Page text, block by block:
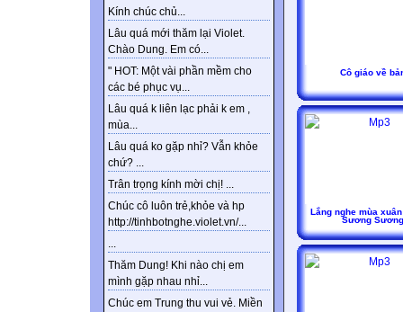
Kính chúc chủ...
Lâu quá mới thăm lại Violet.
Chào Dung. Em có...
" HOT: Một vài phần mềm cho
các bé phục vụ...
Lâu quá k liên lạc phải k em ,
mùa...
Lâu quá ko gặp nhỉ? Vẫn khỏe
chứ? ...
Trân trọng kính mời chị! ...
Chúc cô luôn trẻ,khỏe và hp
http://tinhbotnghe.violet.vn/...
...
Thăm Dung! Khi nào chị em
mình gặp nhau nhỉ...
Chúc em Trung thu vui vẻ. Miền
Cô giáo về
Lắng nghe mùa
Sương Sương